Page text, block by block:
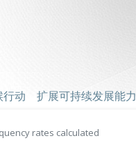
行动 扩展可持续发展能力
rates calculated